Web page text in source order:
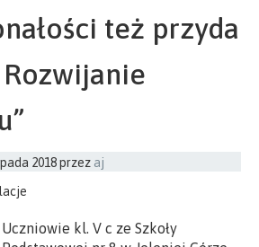
też przyda
2018przez aj
Uczniowie kl. V c ze Szkoły